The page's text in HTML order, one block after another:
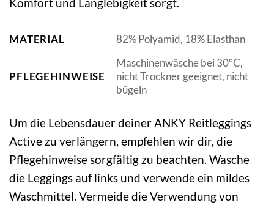
MATERIAL 82% Polyamid, 18% Elasthan
PFLEGEHINWEISE
Maschinenwäsche bei 30°C,
nicht Trockner geeignet, nicht
bügeln
Um die Lebensdauer deiner ANKY Reitleggings
Active zu verlängern, empfehlen wir dir, die
Pflegehinweise sorgfältig zu beachten. Wasche
die Leggings auf links und verwende ein mildes
Waschmittel. Vermeide die Verwendung von